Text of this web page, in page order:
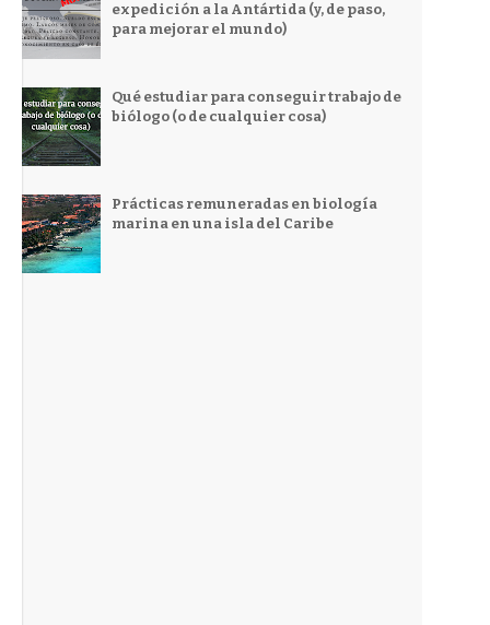
expedición a la Antártida (y, de paso,
para mejorar el mundo)
Qué estudiar para conseguir trabajo de
biólogo (o de cualquier cosa)
Prácticas remuneradas en biología
marina en una isla del Caribe